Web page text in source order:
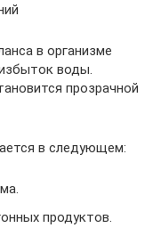
в организме
воды.
прозрачной
в следующем:
продуктов.